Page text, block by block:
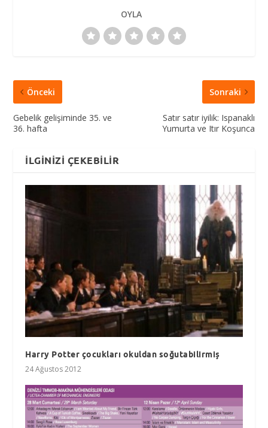
OYLA
Önceki
Gebelik gelişiminde 35. ve
36. hafta
Sonraki
Satır satır iyilik: Ispanaklı
Yumurta ve Itır Koşunca
İLGINIZI ÇEKEBILIR
Harry Potter çocukları okuldan soğutabilirmiş
24 Ağustos 2012